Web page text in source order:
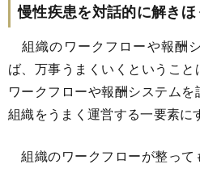
慢性疾患を対話的に解きほ
組織のワークフローや報酬
ば、万事うまくいくというこ
ワークフローや報酬システム
組織をうまく運営する一要素に
組織のワークフローが整って